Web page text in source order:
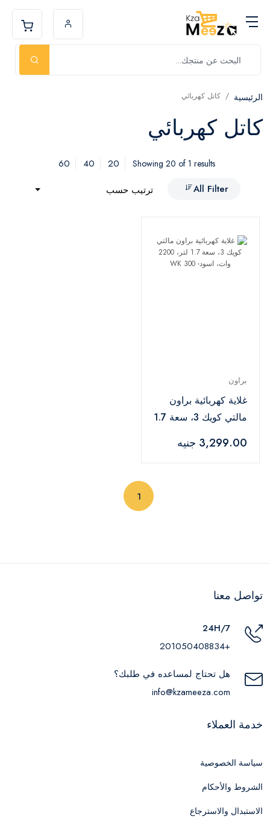
الرئيسية كاتل كهربائي
كاتل كهربائي
Showing 20 of 1 results
20
40
60
All Filter
ترتيب حسب
براون
غلاية كهربائية براون
مالتي كويك 3، سعة 1.7
WK 300
3,299.00 جنيه
1
تواصل معنا
24H/7
+201050408834
هل تحتاج لمساعده في طلبك؟
info@kzameeza.com
خدمة العملاء
سياسة الخصوصية
الشروط والأحكام
الاستبدال والاسترجاع